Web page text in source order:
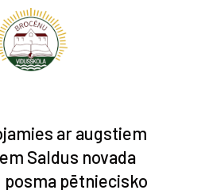
ar augstiem
Saldus novada
pētniecisko